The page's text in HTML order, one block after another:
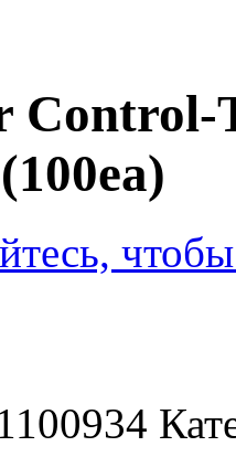
Control-